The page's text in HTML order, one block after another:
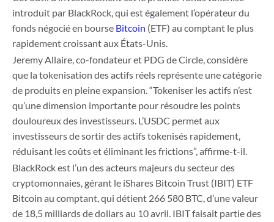
introduit par BlackRock, qui est également l’opérateur du
fonds négocié en bourse Bitcoin (ETF) au comptant le plus
rapidement croissant aux États-Unis.
Jeremy Allaire, co-fondateur et PDG de Circle, considère
que la tokenisation des actifs réels représente une catégorie
de produits en pleine expansion. “Tokeniser les actifs n’est
qu’une dimension importante pour résoudre les points
douloureux des investisseurs. L’USDC permet aux
investisseurs de sortir des actifs tokenisés rapidement,
réduisant les coûts et éliminant les frictions”, affirme-t-il.
BlackRock est l’un des acteurs majeurs du secteur des
cryptomonnaies, gérant le iShares Bitcoin Trust (IBIT) ETF
Bitcoin au comptant, qui détient 266 580 BTC, d’une valeur
de 18,5 milliards de dollars au 10 avril. IBIT faisait partie des